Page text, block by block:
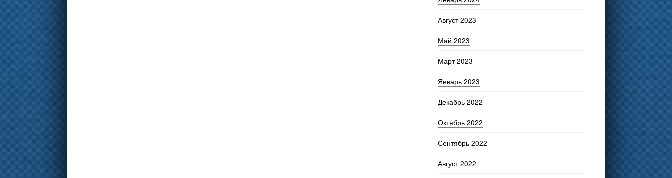
Август 2023
Май 2023
Март 2023
Январь 2023
Декабрь 2022
Октябрь 2022
Сентябрь 2022
Август 2022